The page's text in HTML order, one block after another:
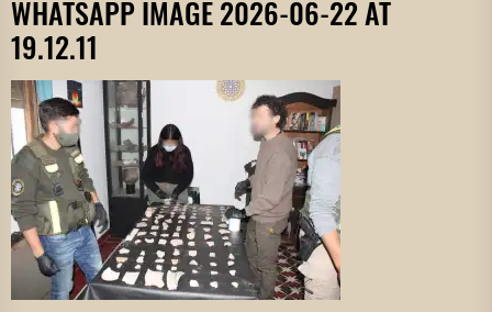
WHATSAPP IMAGE 2026-06-22 AT
19.12.11